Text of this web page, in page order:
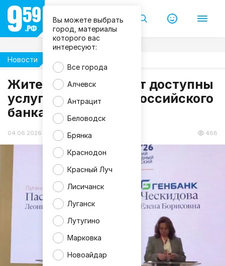
Вы можете выбрать
город, материалы
которого вас
интересуют:
Все города
Алчевск
Антрацит
Беловодск
Брянка
Краснодон
Красный Луч
Лисичанск
Луганск
Лутугино
Марковка
Новоайдар
Новости
Жителям ЛНР станут доступны
услуги ещё одного российского
банка
04.06.2026 17:45 468
П
р
т
ь
с
т
в
о
Л
Р